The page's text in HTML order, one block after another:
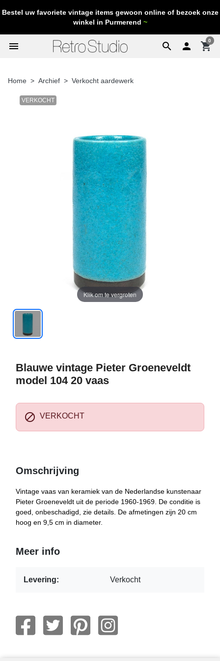
Bestel uw favoriete vintage items gewoon online of bezoek onze
winkel in Purmerend ~
search
menu  shopping_cart
0
Home Archief Verkocht aardewerk
VERKOCHT
Klik om te vergroten
Blauwe vintage Pieter Groeneveldt
model 104 20 vaas
 VERKOCHT
Omschrijving
Vintage vaas van keramiek van de Nederlandse kunstenaar
Pieter Groeneveldt uit de periode 1960-1969. De conditie is
goed, onbeschadigd, zie details. De afmetingen zijn 20 cm
hoog en 9,5 cm in diameter.
Meer info
Levering: Verkocht